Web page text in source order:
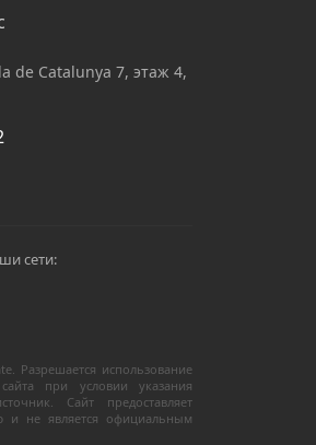
de Catalunya 7, этаж 4,
сети:
Разрешается использование
при условии указания
Сайт предоставляет
и не является официальным